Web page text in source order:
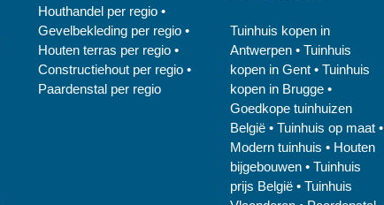
Houthandel per regio•
Gevelbekleding per regio•
Houten terras per regio•
Constructiehout per regio•
Paardenstal per regio
Tuinhuis kopen in
Antwerpen• Tuinhuis
kopen in Gent• Tuinhuis
kopen in Brugge•
Goedkope tuinhuizen
België• Tuinhuis op maat•
Modern tuinhuis • Houten
bijgebouwen• Tuinhuis
prijs België• Tuinhuis